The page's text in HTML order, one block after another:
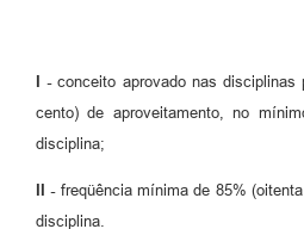
I -conceito aprovado nas disciplinas
cento) de aproveitamento, no
disciplina;
II -freqüência mínima de 85%
disciplina.